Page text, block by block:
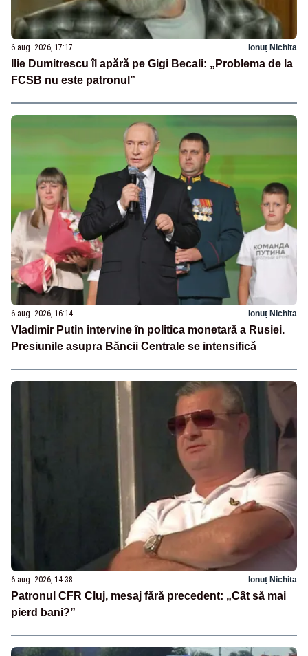
6 aug. 2026, 17:17 Ionuț Nichita
Ilie Dumitrescu îl apără pe Gigi Becali: „Problema de la
FCSB nu este patronul”
6 aug. 2026, 16:14 Ionuț Nichita
Vladimir Putin intervine în politica monetară a Rusiei.
Presiunile asupra Băncii Centrale se intensifică
6 aug. 2026, 14:38 Ionuț Nichita
Patronul CFR Cluj, mesaj fără precedent: „Cât să mai
pierd bani?”